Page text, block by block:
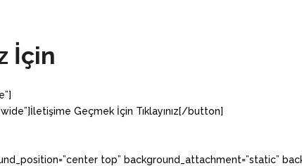
İçin
Geçmek İçin Tıklayınız[/button]
top” background_attachment=”static”